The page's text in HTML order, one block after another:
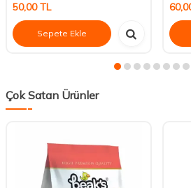
50,00TL
Sepete Ekle
Çok Satan Ürünler